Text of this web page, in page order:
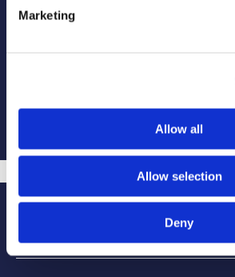
Marketing
Allow all
Allow selection
Deny
Más eventos RPM Sports: